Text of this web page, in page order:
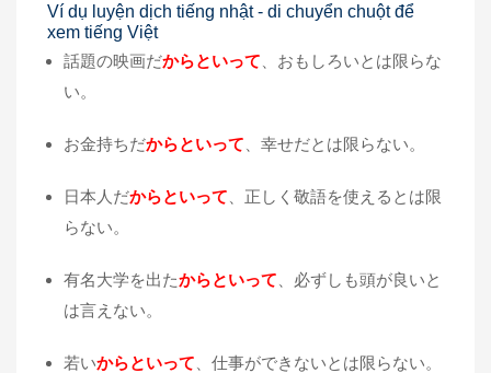
Ví dụ luyện dịch tiếng nhật - di chuyển chuột để
xem tiếng Việt
話題の映画だからといって 、おもしろいとは限らな
い。
お金持ちだからといって 、幸せだとは限らない。
日本人だからといって 、正しく敬語を使えるとは限
らない。
有名大学を出たからといって 、必ずしも頭が良いと
は言えない。
若いからといって 、仕事ができないとは限らない。